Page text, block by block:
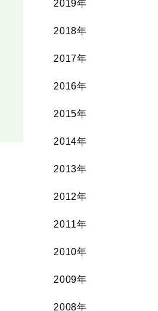
2019年
2018年
2017年
2016年
2015年
2014年
2013年
2012年
2011年
2010年
2009年
2008年